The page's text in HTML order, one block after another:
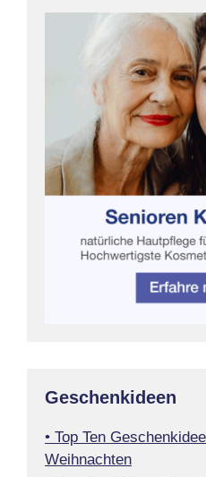
Geschenkideen
• Top Ten
Weihnachten